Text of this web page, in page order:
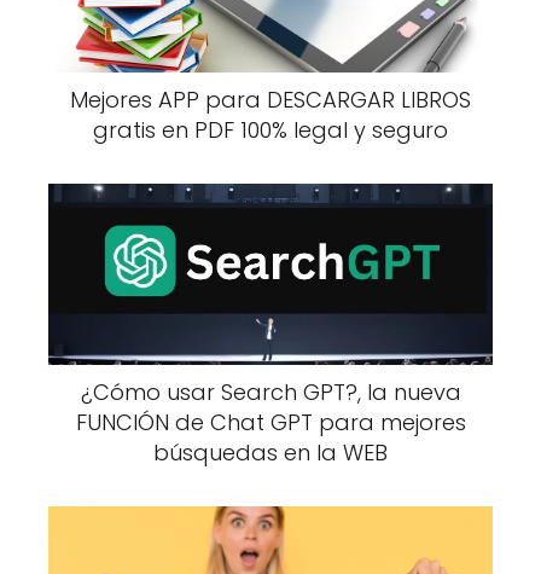
Mejores APP para DESCARGAR LIBROS
gratis en PDF 100% legal y seguro
¿Cómo usar Search GPT?, la nueva
FUNCIÓN de Chat GPT para mejores
búsquedas en la WEB